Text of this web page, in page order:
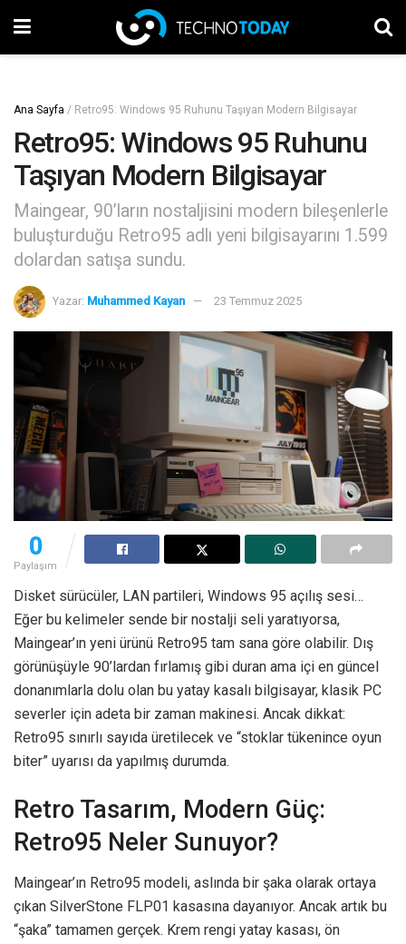
Ana Sayfa / Retro95: Windows 95 Ruhunu Taşıyan Modern Bilgisayar
Retro95: Windows 95 Ruhunu
Taşıyan Modern Bilgisayar
Maingear, 90’ların nostaljisini modern bileşenlerle
buluşturduğu Retro95 adlı yeni bilgisayarını 1.599
dolardan satışa sundu.
Yazar: Muhammed Kayan 23 Temmuz 2025
0
Paylaşım
Disket sürücüler, LAN partileri, Windows 95 açılış sesi…
Eğer bu kelimeler sende bir nostalji seli yaratıyorsa,
Maingear’ın yeni ürünü Retro95 tam sana göre olabilir. Dış
görünüşüyle 90’lardan fırlamış gibi duran ama içi en güncel
donanımlarla dolu olan bu yatay kasalı bilgisayar, klasik PC
severler için adeta bir zaman makinesi. Ancak dikkat:
Retro95 sınırlı sayıda üretilecek ve “stoklar tükenince oyun
biter” uyarısı da yapılmış durumda.
Retro Tasarım, Modern Güç:
Retro95 Neler Sunuyor?
Maingear’ın Retro95 modeli, aslında bir şaka olarak ortaya
çıkan SilverStone FLP01 kasasına dayanıyor. Ancak artık bu
“şaka” tamamen gerçek. Krem rengi yatay kasası, ön